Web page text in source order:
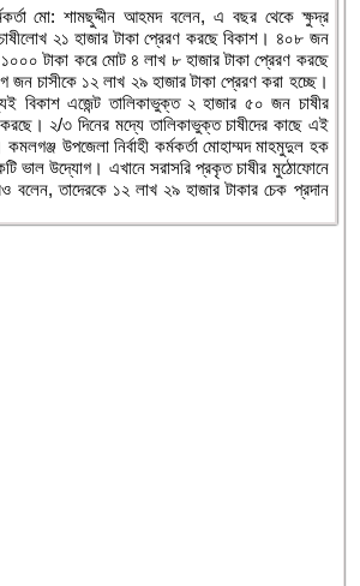
মো: শামছুদ্দীন আহমদ বলেন, এ বছর থেকে ক্ষুদ্র
২১ হাজার টাকা প্রেরণ করছে বিকাশ। ৪০৮ জন
১০০০ টাকা করে মোট ৪ লাখ ৮ হাজার টাকা প্রেরণ করছে
জন চাসীকে ১২ লাখ ২৯ হাজার টাকা প্রেরণ করা হচ্ছে।
বিকাশ এজেন্ট তালিকাভুক্ত ২ হাজার ৫০ জন চাষীর
২/৩ দিনের মদ্যে তালিকাভুক্ত চাষীদের কাছে এই
উপজেলা নির্বাহী কর্মকর্তা মোহাম্মদ মাহমুদুল হক
ভাল উদ্যোগ। এখানে সরাসরি প্রকৃত চাষীর মুঠোফোনে
বলেন, তাদেরকে ১২ লাখ ২৯ হাজার টাকার চেক প্রদান